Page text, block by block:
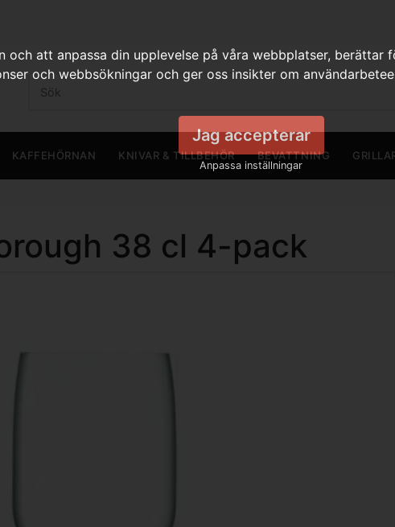
KAFFEHÖRNAN KNIVAR & TILLBEHÖR BEVATTNING
38 cl 4-pack
och att anpassa din upplevelse på våra webbplatser,
och webbsökningar och ger oss insikter om
Jag accepterar
Anpassa inställningar